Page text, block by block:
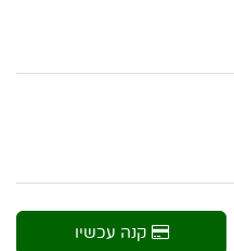
קנה עכשיו